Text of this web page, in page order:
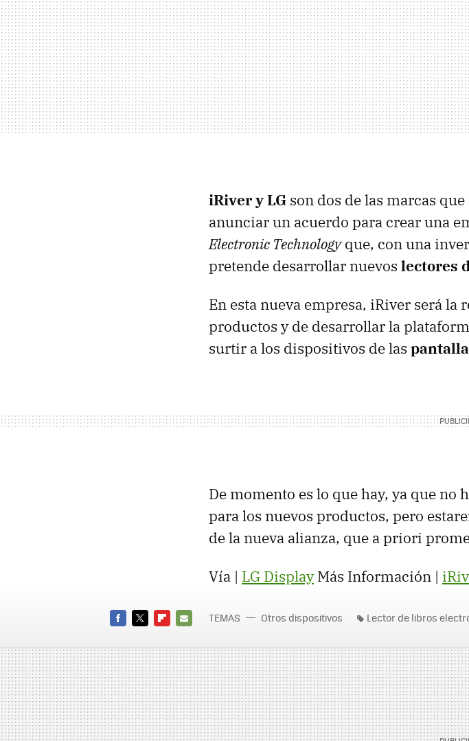
iRiver y LG son dos de las marcas
anunciar un acuerdo para crear una
Electronic Technologyque, con una
pretende desarrollar nuevos lectores
En esta nueva empresa, iRiver será
productos y de desarrollar la
surtir a los dispositivos de las
De momento es lo que hay, ya que no
para los nuevos productos, pero
de la nueva alianza, que a priori
Vía | LG DisplayMás Información |
MAIL
TEMAS Otros dispositivos Lector de libros